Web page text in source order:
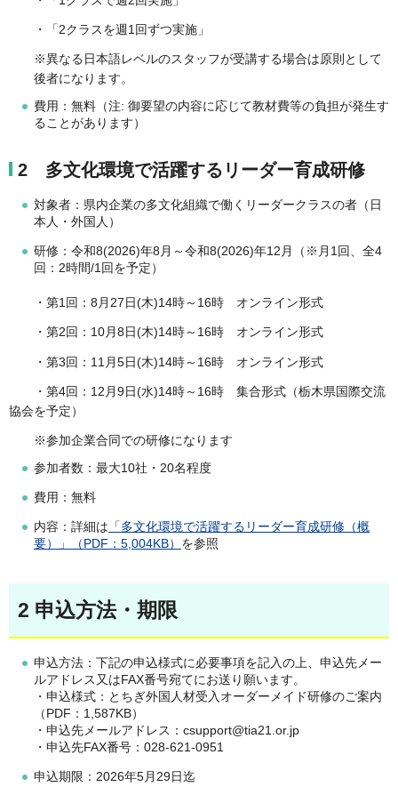
・「2クラスを週1回ずつ実施」
※異なる日本語レベルのスタッフが受講する場合は原則として
後者になります。
費用：無料（注: 御要望の内容に応じて教材費等の負担が発生す
ることがあります）
2 多文化環境で活躍するリーダー育成研修
対象者：県内企業の多文化組織で働くリーダークラスの者（日
本人・外国人）
研修：令和8(2026)年8月～令和8(2026)年12月（※月1回、全4
回：2時間/1回を予定）
・第1回：8月27日(木)14時～16時 オンライン形式
・第2回：10月8日(木)14時～16時 オンライン形式
・第3回：11月5日(木)14時～16時 オンライン形式
・第4回：12月9日(水)14時～16時 集合形式（栃木県国際交流
協会を予定）
※参加企業合同での研修になります
参加者数：最大10社・20名程度
費用：無料
内容：詳細は 「多文化環境で活躍するリーダー育成研修（概
要）」（PDF：5,004KB） を参照
2 申込方法・期限
申込方法：下記の申込様式に必要事項を記入の上、申込先メー
ルアドレス又はFAX番号宛てにお送り願います。
・申込様式：とちぎ外国人材受入オーダーメイド研修のご案内
（PDF：1,587KB）
・申込先メールアドレス：csupport@tia21.or.jp
・申込先FAX番号：028-621-0951
申込期限：2026年5月29日迄